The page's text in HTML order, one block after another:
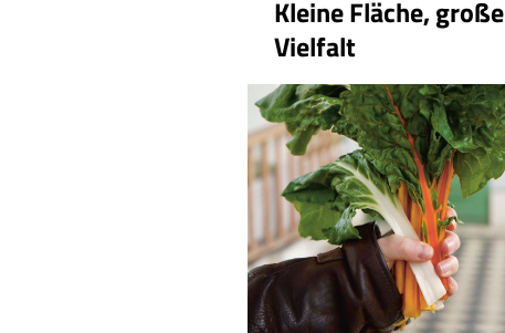
Kleine Fläche, große
Vielfalt